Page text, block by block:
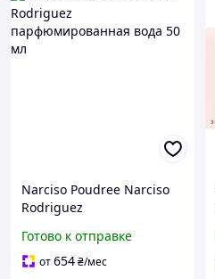
Narciso Poudree Narciso
Rodriguez
50 мл
Готово к отправке
от654₴/мес